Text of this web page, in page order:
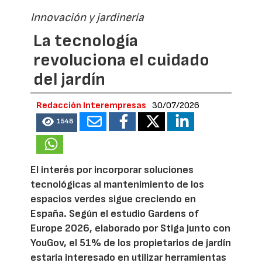
Innovación y jardinería
La tecnología
revoluciona el cuidado
del jardín
Redacción Interempresas 30/07/2026
1548
El interés por incorporar soluciones
tecnológicas al mantenimiento de los
espacios verdes sigue creciendo en
España. Según el estudio Gardens of
Europe 2026, elaborado por Stiga junto con
YouGov, el 51% de los propietarios de jardín
estaría interesado en utilizar herramientas